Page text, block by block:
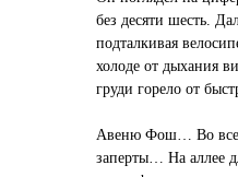
без десяти шесть.
подталкивая
холоде от дыхания
груди горело от
Авеню Фош… Во
заперты… На аллее